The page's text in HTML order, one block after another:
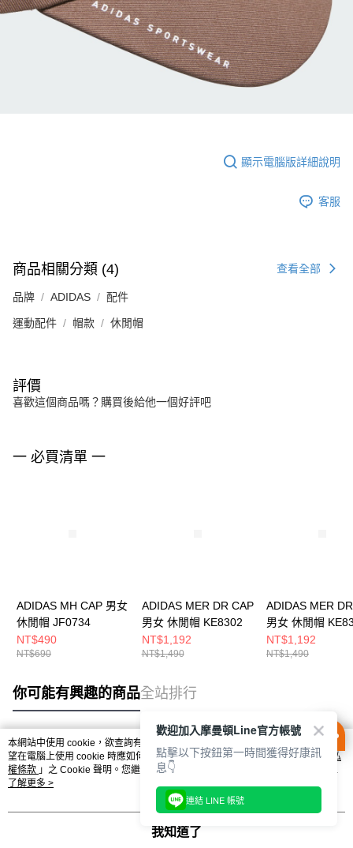
顯示電腦版詳細說明
客服
商品相關分類 (4) 查看全部
品牌 ADIDAS 配件
運動配件 帽款 休閒帽
評價
喜歡這個商品嗎？購買後給他一個好評吧
一 必買清單 一
ADIDAS MH CAP 男女
休閒帽 JF0734
NT$490
NT$690
ADIDAS MER DR CAP
男女 休閒帽 KE8302
NT$1,192
NT$1,490
ADIDAS MER
男女 休閒帽
NT$1,192
NT$1,490
你可能有興趣的商品全站排行
熱門標籤
本網站中使用 cookie，欲查詢有關本網站使用 cookie 方式之詳情，及若您不希
望在電腦上使用 cookie 時應如何變更電腦的 cookie 設定，請參閱本網站「
隱私
權條款 」之 Cookie 聲明。您繼續使用本網站即表示您同意本公司得按本網站使
用條款之 Cookie 聲明使用 cookie。
了解更多 >
我知道了
歡迎加入摩曼頓Line官方帳號
點擊以下按鈕第一時間獲得好康訊
息👇
連結 LINE 帳號